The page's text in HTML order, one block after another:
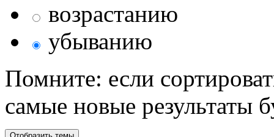
возрастанию
убыванию
Помните: если
самые новые результаты